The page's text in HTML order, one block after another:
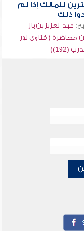
للمالك إذا لم
ذلك
عبد العزيز بن باز
محاضرة ( فتاوى نور
(192))